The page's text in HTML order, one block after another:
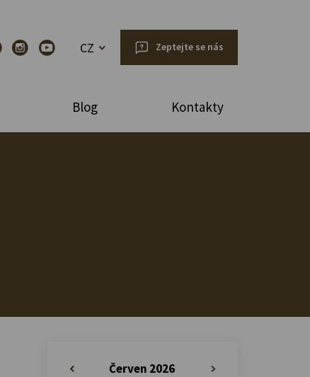
CZ Zeptejte se nás
Blog Kontakty
Červen 2026